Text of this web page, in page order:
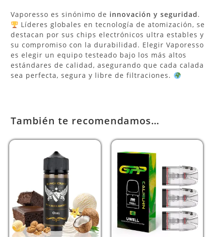
Vaporesso es sinónimo de innovación y seguridad.
Líderes globales en tecnología de atomización, se
destacan por sus chips electrónicos ultra estables y
su compromiso con la durabilidad. Elegir Vaporesso
es elegir un equipo testeado bajo los más altos
estándares de calidad, asegurando que cada calada
sea perfecta, segura y libre de filtraciones.
También te recomendamos…